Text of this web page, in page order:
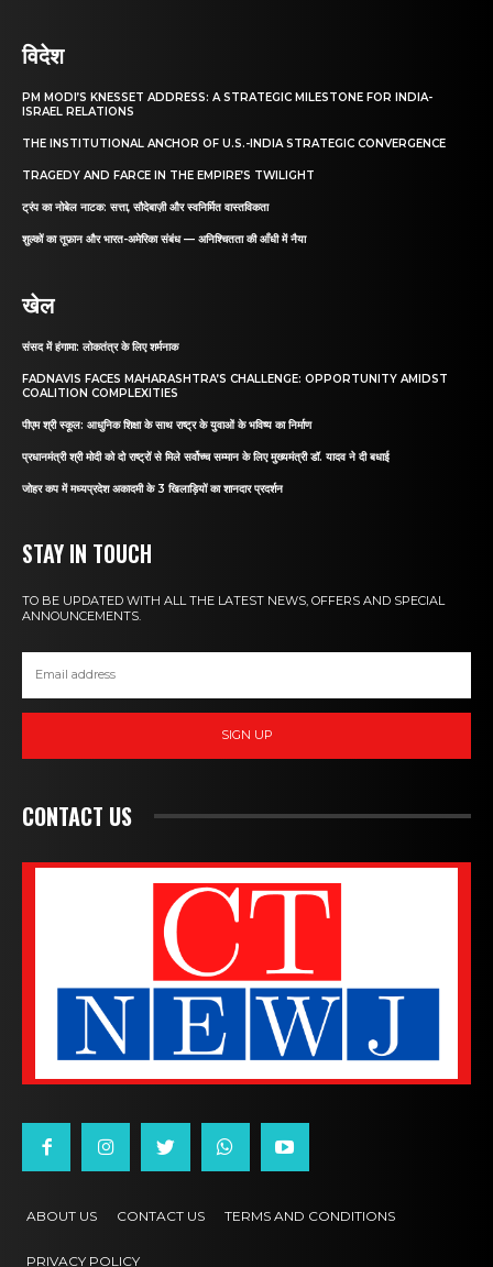
विदेश
PM MODI’S KNESSET ADDRESS: A STRATEGIC MILESTONE FOR INDIA-
ISRAEL RELATIONS
THE INSTITUTIONAL ANCHOR OF U.S.-INDIA STRATEGIC CONVERGENCE
TRAGEDY AND FARCE IN THE EMPIRE’S TWILIGHT
ट्रंप का नोबेल नाटक: सत्ता, सौदेबाज़ी और स्वनिर्मित वास्तविकता
शुल्कों का तूफ़ान और भारत-अमेरिका संबंध — अनिश्चितता की आँधी में नैया
खेल
संसद में हंगामा: लोकतंत्र के लिए शर्मनाक
FADNAVIS FACES MAHARASHTRA’S CHALLENGE: OPPORTUNITY AMIDST
COALITION COMPLEXITIES
पीएम श्री स्कूल: आधुनिक शिक्षा के साथ राष्ट्र के युवाओं के भविष्य का निर्माण
प्रधानमंत्री श्री मोदी को दो राष्ट्रों से मिले सर्वोच्च सम्मान के लिए मुख्यमंत्री डॉ. यादव ने दी बधाई
जोहर कप में मध्यप्रदेश अकादमी के 3 खिलाड़ियों का शानदार प्रदर्शन
STAY IN TOUCH
TO BE UPDATED WITH ALL THE LATEST NEWS, OFFERS AND SPECIAL
ANNOUNCEMENTS.
SIGN UP
CONTACT US
ABOUT US CONTACT US TERMS AND CONDITIONS
PRIVACY POLICY